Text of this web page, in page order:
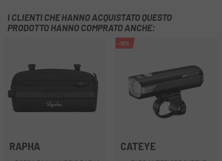
I CLIENTI CHE HANNO ACQUISTATO QUESTO
PRODOTTO HANNO COMPRATO ANCHE:
RAPHA
-15%
CATEYE